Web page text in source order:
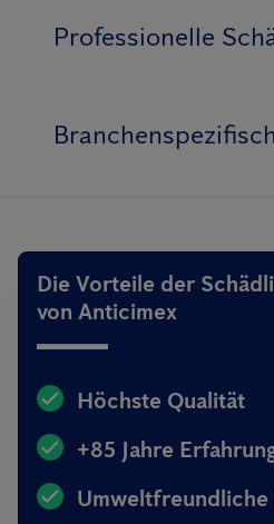
Professionelle
Die Vorteile der
von Anticimex
Höchste Qualität
+85 Jahre
Umweltfreundliche